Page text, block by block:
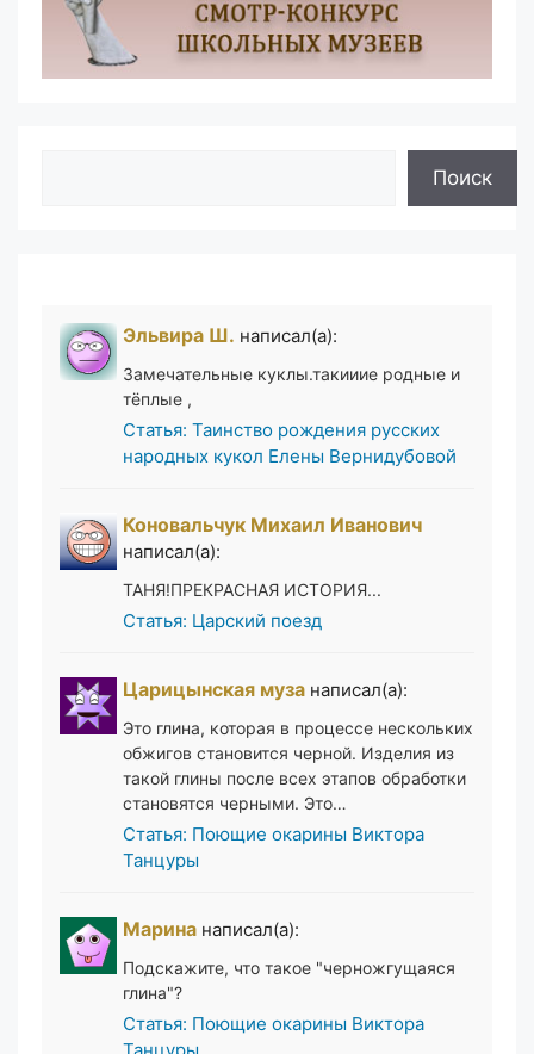
Поиск
Эльвира Ш. написал(а):
Замечательные куклы.такииие родные и
тёплые ,
Статья: Таинство рождения русских
народных кукол Елены Вернидубовой
Коновальчук Михаил Иванович
написал(а):
ТАНЯ!ПРЕКРАСНАЯ ИСТОРИЯ...
Статья: Царский поезд
Царицынская муза написал(а):
Это глина, которая в процессе нескольких
обжигов становится черной. Изделия из
такой глины после всех этапов обработки
становятся черными. Это…
Статья: Поющие окарины Виктора
Танцуры
Марина написал(а):
Подскажите, что такое "черножгущаяся
глина"?
Статья: Поющие окарины Виктора
Танцуры